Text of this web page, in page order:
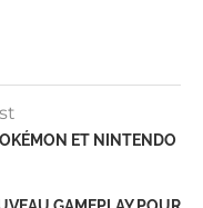
ET NINTENDO